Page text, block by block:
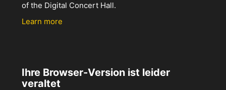
of the Digital Concert Hall.
Learn more
Ihre Browser-Version ist leider
veraltet